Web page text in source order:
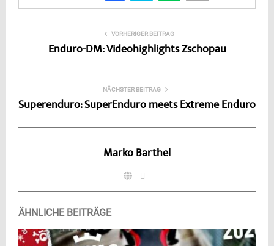
VORHERIGER BEITRAG
Enduro-DM: Videohighlights Zschopau
NÄCHSTER BEITRAG
Superenduro: SuperEnduro meets Extreme Enduro
Marko Barthel
ÄHNLICHE BEITRÄGE